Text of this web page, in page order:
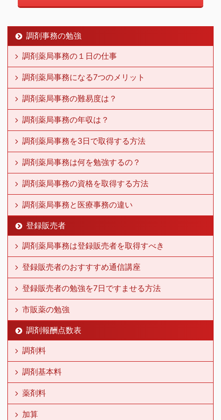
調剤事務の勉強
調剤薬局事務の１日の仕事
調剤薬局事務になる7つのメリット
調剤薬局事務の難易度は？
調剤薬局事務の年収は？
調剤薬局事務を3日で取得する方法
調剤薬局事務は何を勉強するの？
調剤薬局事務の資格を取得する方法
調剤薬局事務と医療事務の違い
登録販売者
調剤薬局事務は登録販売者を取得すべき
登録販売者のおすすすめ通信講座
登録販売者の勉強を7日ですませる方法
市販薬の勉強
調剤報酬点数表
調剤料
調剤基本料
薬剤料
加算